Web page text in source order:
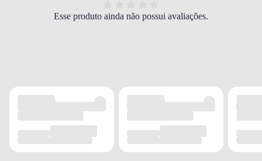
Esse produto ainda não possui avaliações.